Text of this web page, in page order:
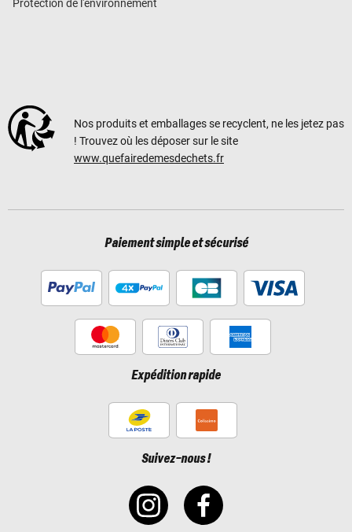
Protection de l'environnement
Nos produits et emballages se recyclent, ne les jetez pas
! Trouvez où les déposer sur le site
www.quefairedemesdechets.fr
Paiement simple et sécurisé
Expédition rapide
Suivez-nous !